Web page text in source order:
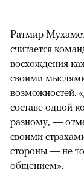
Ратмир
считается
восхождения
своими
возможностей.
составе одной
разному, —
своими
стороны — не
общением».